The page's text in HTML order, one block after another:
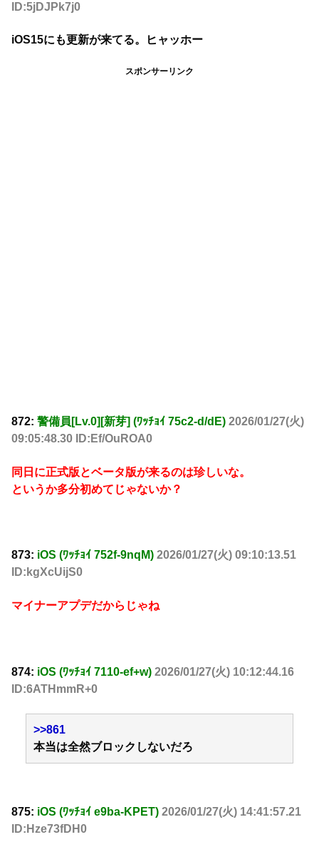
ID:5jDJPk7j0
iOS15にも更新が来てる。ヒャッホー
スポンサーリンク
872: 警備員[Lv.0][新芽] (ﾜｯﾁｮｲ 75c2-d/dE) 2026/01/27(火)
09:05:48.30 ID:Ef/OuROA0
同日に正式版とベータ版が来るのは珍しいな。
というか多分初めてじゃないか？
873: iOS (ﾜｯﾁｮｲ 752f-9nqM) 2026/01/27(火) 09:10:13.51
ID:kgXcUijS0
マイナーアプデだからじゃね
874: iOS (ﾜｯﾁｮｲ 7110-ef+w) 2026/01/27(火) 10:12:44.16
ID:6ATHmmR+0
>>861
本当は全然ブロックしないだろ
875: iOS (ﾜｯﾁｮｲ e9ba-KPET) 2026/01/27(火) 14:41:57.21
ID:Hze73fDH0